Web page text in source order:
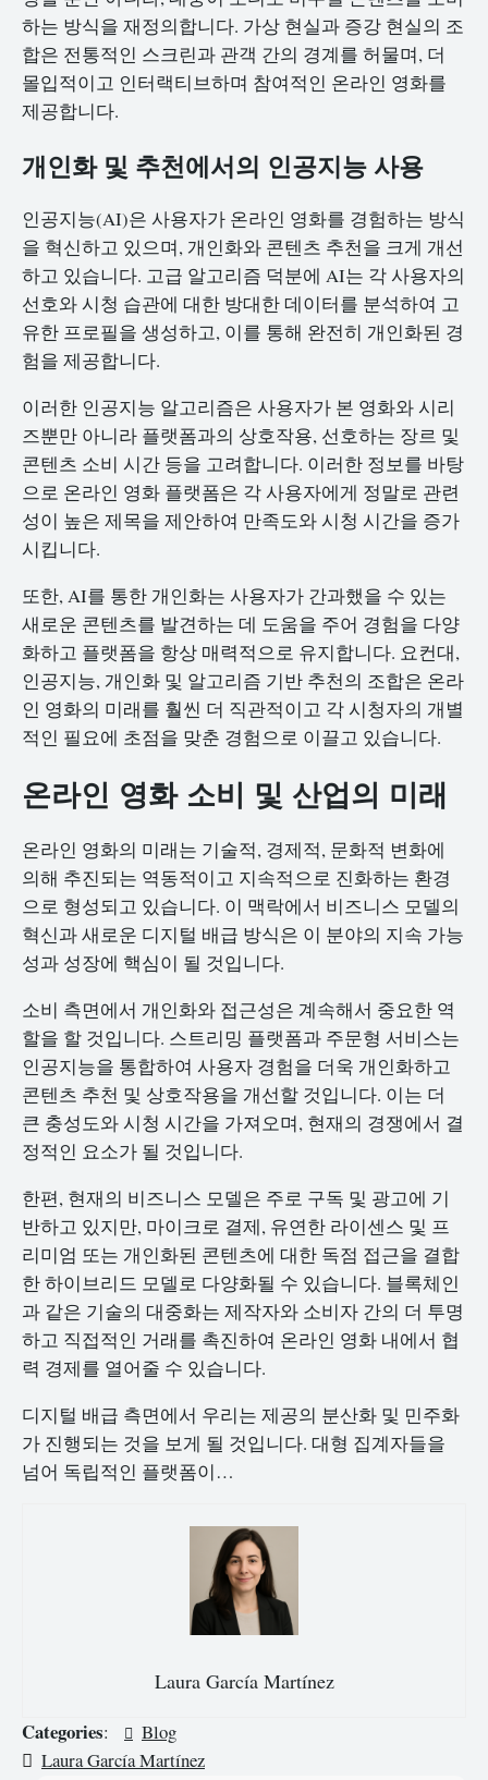
하는 방식을 재정의합니다. 가상 현실과 증강 현실의 조
합은 전통적인 스크린과 관객 간의 경계를 허물며, 더
몰입적이고 인터랙티브하며 참여적인 온라인 영화를
제공합니다.
개인화 및 추천에서의 인공지능 사용
인공지능(AI)은 사용자가 온라인 영화를 경험하는 방식
을 혁신하고 있으며, 개인화와 콘텐츠 추천을 크게 개선
하고 있습니다. 고급 알고리즘 덕분에 AI는 각 사용자의
선호와 시청 습관에 대한 방대한 데이터를 분석하여 고
유한 프로필을 생성하고, 이를 통해 완전히 개인화된 경
험을 제공합니다.
이러한 인공지능 알고리즘은 사용자가 본 영화와 시리
즈뿐만 아니라 플랫폼과의 상호작용, 선호하는 장르 및
콘텐츠 소비 시간 등을 고려합니다. 이러한 정보를 바탕
으로 온라인 영화 플랫폼은 각 사용자에게 정말로 관련
성이 높은 제목을 제안하여 만족도와 시청 시간을 증가
시킵니다.
또한, AI를 통한 개인화는 사용자가 간과했을 수 있는
새로운 콘텐츠를 발견하는 데 도움을 주어 경험을 다양
화하고 플랫폼을 항상 매력적으로 유지합니다. 요컨대,
인공지능, 개인화 및 알고리즘 기반 추천의 조합은 온라
인 영화의 미래를 훨씬 더 직관적이고 각 시청자의 개별
적인 필요에 초점을 맞춘 경험으로 이끌고 있습니다.
온라인 영화 소비 및 산업의 미래
온라인 영화의 미래는 기술적, 경제적, 문화적 변화에
의해 추진되는 역동적이고 지속적으로 진화하는 환경
으로 형성되고 있습니다. 이 맥락에서 비즈니스 모델의
혁신과 새로운 디지털 배급 방식은 이 분야의 지속 가능
성과 성장에 핵심이 될 것입니다.
소비 측면에서 개인화와 접근성은 계속해서 중요한 역
할을 할 것입니다. 스트리밍 플랫폼과 주문형 서비스는
인공지능을 통합하여 사용자 경험을 더욱 개인화하고
콘텐츠 추천 및 상호작용을 개선할 것입니다. 이는 더
큰 충성도와 시청 시간을 가져오며, 현재의 경쟁에서 결
정적인 요소가 될 것입니다.
한편, 현재의 비즈니스 모델은 주로 구독 및 광고에 기
반하고 있지만, 마이크로 결제, 유연한 라이센스 및 프
리미엄 또는 개인화된 콘텐츠에 대한 독점 접근을 결합
한 하이브리드 모델로 다양화될 수 있습니다. 블록체인
과 같은 기술의 대중화는 제작자와 소비자 간의 더 투명
하고 직접적인 거래를 촉진하여 온라인 영화 내에서 협
력 경제를 열어줄 수 있습니다.
디지털 배급 측면에서 우리는 제공의 분산화 및 민주화
가 진행되는 것을 보게 될 것입니다. 대형 집계자들을
넘어 독립적인 플랫폼이…
Laura García Martínez
Categories:
Blog
Laura García Martínez